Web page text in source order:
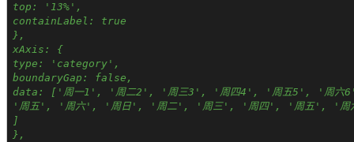
top: '13%',
containLabel: true
},
xAxis: {
type: 'category',
boundaryGap: false,
data: ['周一1', '周二2', '周三3', '周四4', '周五5', '周
'周五', '周六', '周日', '周二', '周三', '周四', '周五', '周
]
},